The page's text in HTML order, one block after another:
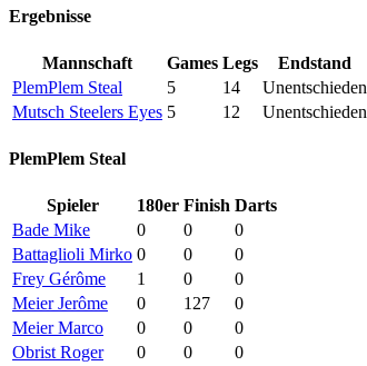
Ergebnisse
Mannschaft Games Legs
Endstand
PlemPlem Steal
5 14
Unentschieden
Mutsch Steelers Eyes 5 12 Unentschieden
PlemPlem Steal
Spieler 180er Finish Darts
Bade Mike
0 0
0
Battaglioli Mirko 0 0
0
Frey Gérôme
1 0
0
Meier Jerôme
0 127
0
Meier Marco
0 0
0
Obrist Roger
0 0
0